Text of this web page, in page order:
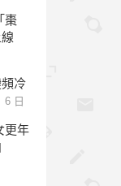
棗
冷
6 日
更年